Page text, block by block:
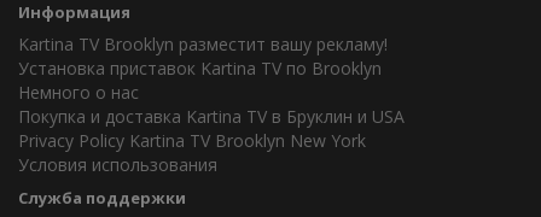
Информация
Kartina TV Brooklyn разместит вашу рекламу!
Установка приставок Kartina TV по Brooklyn
Немного о нас
Покупка и доставка Kartina TV в Бруклин и USA
Privacy Policy Kartina TV Brooklyn New York
Условия использования
Служба поддержки